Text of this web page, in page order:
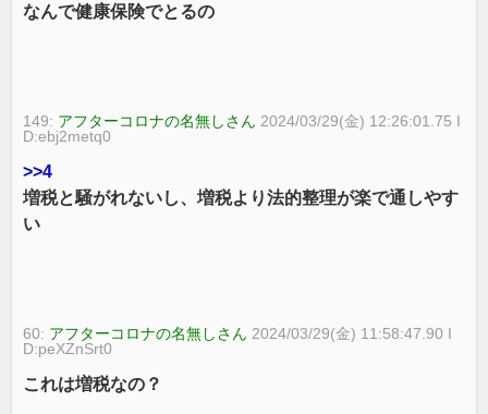
なんで健康保険でとるの
149: アフターコロナの名無しさん 2024/03/29(金) 12:26:01.75 I
D:ebj2metq0
>>4
増税と騒がれないし、増税より法的整理が楽で通しやす
い
60: アフターコロナの名無しさん 2024/03/29(金) 11:58:47.90 I
D:peXZnSrt0
これは増税なの？